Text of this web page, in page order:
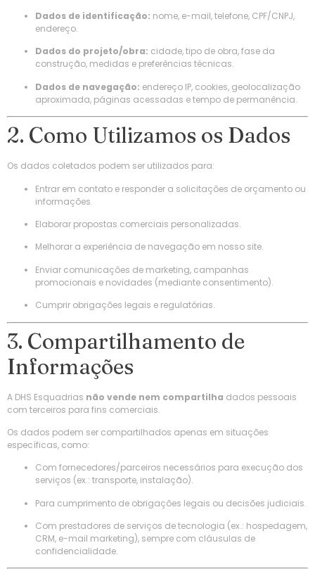
Dados de identificação: nome, e-mail, telefone, CPF/CNPJ,
endereço.
Dados do projeto/obra: cidade, tipo de obra, fase da
construção, medidas e preferências técnicas.
Dados de navegação: endereço IP, cookies, geolocalização
aproximada, páginas acessadas e tempo de permanência.
2. Como Utilizamos os Dados
Os dados coletados podem ser utilizados para:
Entrar em contato e responder a solicitações de orçamento ou
informações.
Elaborar propostas comerciais personalizadas.
Melhorar a experiência de navegação em nosso site.
Enviar comunicações de marketing, campanhas
promocionais e novidades (mediante consentimento).
Cumprir obrigações legais e regulatórias.
3. Compartilhamento de
Informações
A DHS Esquadrias não vende nem compartilha dados pessoais
com terceiros para fins comerciais.
Os dados podem ser compartilhados apenas em situações
específicas, como:
Com fornecedores/parceiros necessários para execução dos
serviços (ex.: transporte, instalação).
Para cumprimento de obrigações legais ou decisões judiciais.
Com prestadores de serviços de tecnologia (ex.: hospedagem,
CRM, e-mail marketing), sempre com cláusulas de
confidencialidade.